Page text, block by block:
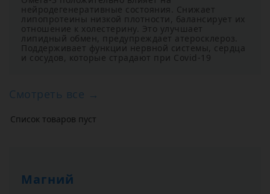
нейродегенеративные состояния. Снижает
липопротеины низкой плотности, балансирует их
отношение к холестерину. Это улучшает
липидный обмен, предупреждает атеросклероз.
Поддерживает функции нервной системы, сердца
и сосудов, которые страдают при Covid-19
Смотреть все →
Список товаров пуст
Магний